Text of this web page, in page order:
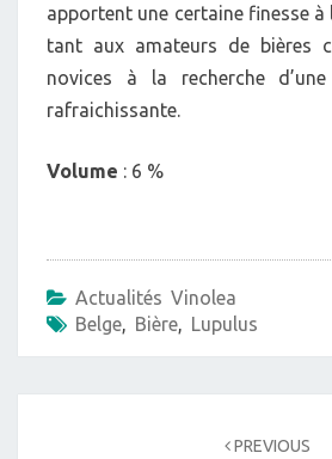
apportent une certaine finesse à
tant aux amateurs de bières
novices à la recherche
rafraichissante.
Volume : 6 %
Actualités Vinolea
Belge, Bière, Lupulus
PREVIOUS